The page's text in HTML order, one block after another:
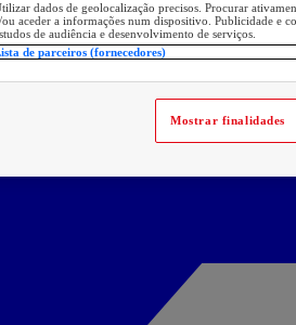
dados de geolocalização precisos. Procurar
ou aceder a informações num dispositivo. Publicidade e
de audiência e desenvolvimento de serviços.
de parceiros (fornecedores)
Mostrar finalidades